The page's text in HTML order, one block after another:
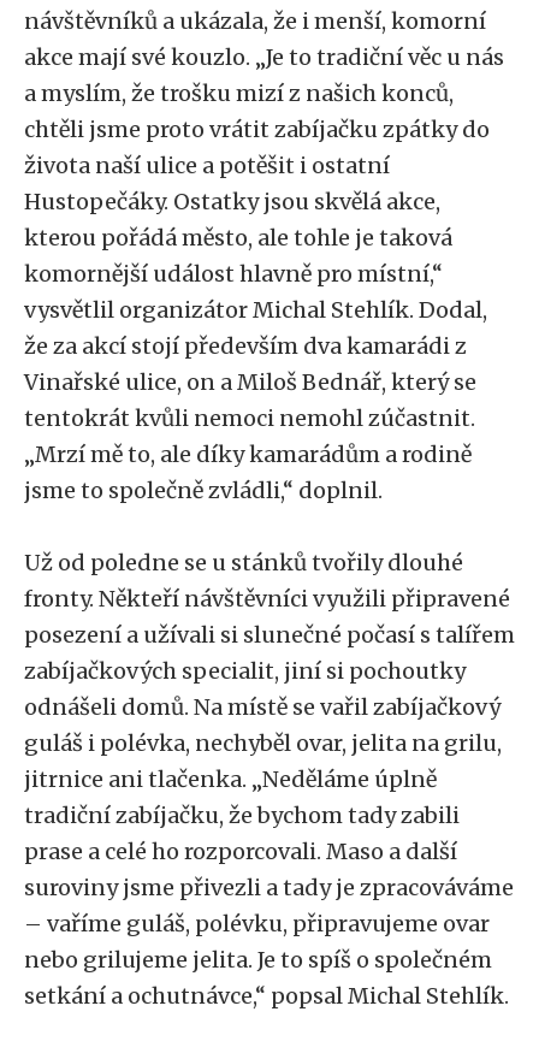
návštěvníků a ukázala, že i menší, komorní
akce mají své kouzlo. „Je to tradiční věc u nás
a myslím, že trošku mizí z našich konců,
chtěli jsme proto vrátit zabíjačku zpátky do
života naší ulice a potěšit i ostatní
Hustopečáky. Ostatky jsou skvělá akce,
kterou pořádá město, ale tohle je taková
komornější událost hlavně pro místní,“
vysvětlil organizátor Michal Stehlík. Dodal,
že za akcí stojí především dva kamarádi z
Vinařské ulice, on a Miloš Bednář, který se
tentokrát kvůli nemoci nemohl zúčastnit.
„Mrzí mě to, ale díky kamarádům a rodině
jsme to společně zvládli,“ doplnil.
Už od poledne se u stánků tvořily dlouhé
fronty. Někteří návštěvníci využili připravené
posezení a užívali si slunečné počasí s talířem
zabíjačkových specialit, jiní si pochoutky
odnášeli domů. Na místě se vařil zabíjačkový
guláš i polévka, nechyběl ovar, jelita na grilu,
jitrnice ani tlačenka. „Neděláme úplně
tradiční zabíjačku, že bychom tady zabili
prase a celé ho rozporcovali. Maso a další
suroviny jsme přivezli a tady je zpracováváme
– vaříme guláš, polévku, připravujeme ovar
nebo grilujeme jelita. Je to spíš o společném
setkání a ochutnávce,“ popsal Michal Stehlík.